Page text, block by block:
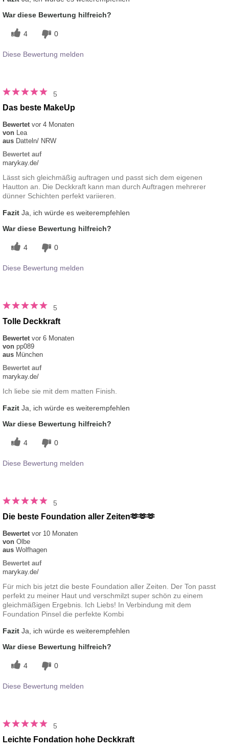
War diese Bewertung hilfreich?
4 0
Diese Bewertung melden
5
Das beste MakeUp
Bewertet vor 4 Monaten
von Lea
aus Datteln/ NRW
Bewertet auf
marykay.de/
Lässt sich gleichmäßig auftragen und passt sich dem eigenen
Hautton an. Die Deckkraft kann man durch Auftragen mehrerer
dünner Schichten perfekt variieren.
Fazit Ja, ich würde es weiterempfehlen
War diese Bewertung hilfreich?
4 0
Diese Bewertung melden
5
Tolle Deckkraft
Bewertet vor 6 Monaten
von pp089
aus München
Bewertet auf
marykay.de/
Ich liebe sie mit dem matten Finish.
Fazit Ja, ich würde es weiterempfehlen
War diese Bewertung hilfreich?
4 0
Diese Bewertung melden
5
Die beste Foundation aller Zeiten🫶🫶🫶
Bewertet vor 10 Monaten
von Olbe
aus Wolfhagen
Bewertet auf
marykay.de/
Für mich bis jetzt die beste Foundation aller Zeiten. Der Ton passt
perfekt zu meiner Haut und verschmilzt super schön zu einem
gleichmäßigen Ergebnis. Ich Liebs! In Verbindung mit dem
Foundation Pinsel die perfekte Kombi
Fazit Ja, ich würde es weiterempfehlen
War diese Bewertung hilfreich?
4 0
Diese Bewertung melden
5
Leichte Fondation hohe Deckkraft